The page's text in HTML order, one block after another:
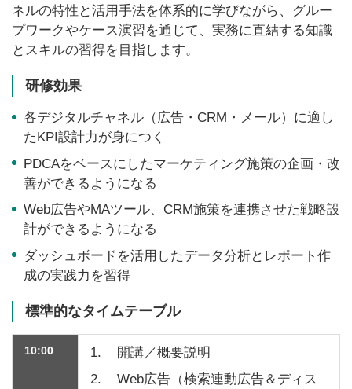
ネルの特性と活用手法を体系的に学びながら、グルー
プワークやケース演習を通じて、実務に直結する知識
とスキルの習得を目指します。
研修効果
各デジタルチャネル（広告・CRM・メール）に適し
たKPI設計力が身につく
PDCAをベースにしたマーケティング施策の企画・改
善ができるようになる
Web広告やMAツール、CRM施策を連携させた戦略設
計ができるようになる
ダッシュボードを活用したデータ分析とレポート作
成の実践力を習得
標準的なタイムテーブル
10:00 1.
開講／概要説明
2.
Web広告（検索連動広告＆ディス